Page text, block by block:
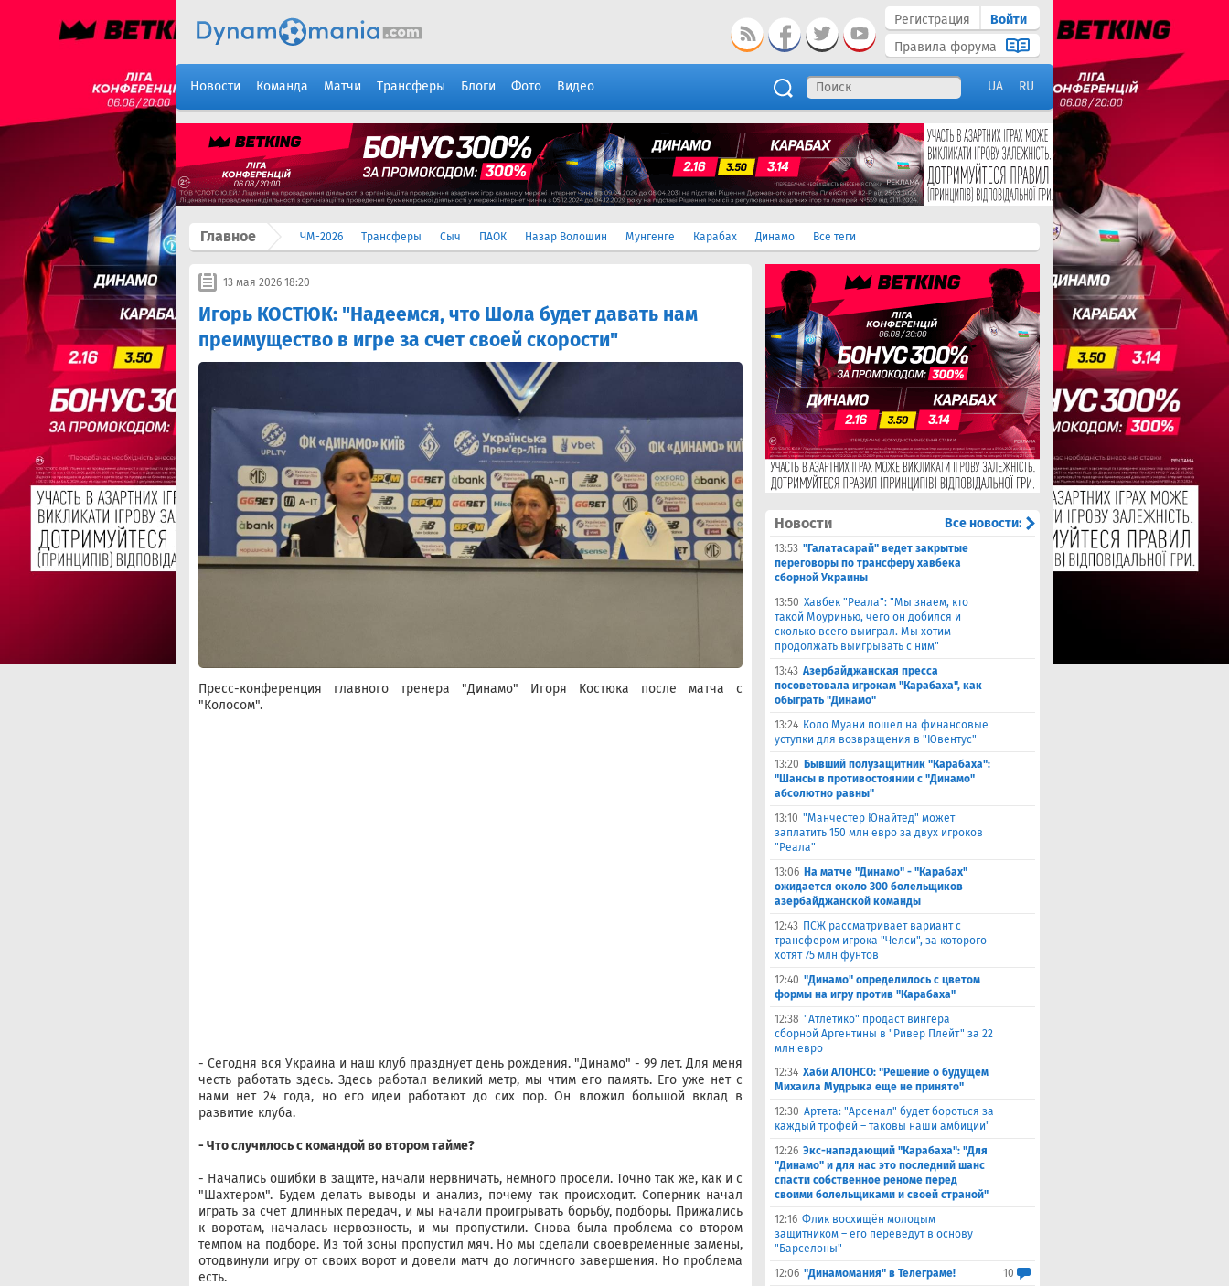
Регистрация
Войти
Правила форума
Новости Команда Матчи Трансферы Блоги Фото Видео UA RU
Главное ЧМ-2026 Трансферы Сыч ПАОК Назар Волошин Мунгенге Карабах Динамо Все теги
13 мая 2026 18:20
Игорь КОСТЮК: "Надеемся, что Шола будет давать нам
преимущество в игре за счет своей скорости"
Пресс-конференция главного тренера "Динамо" Игоря Костюка после матча с
"Колосом".
- Сегодня вся Украина и наш клуб празднует день рождения. "Динамо" - 99 лет. Для меня
честь работать здесь. Здесь работал великий метр, мы чтим его память. Его уже нет с
нами нет 24 года, но его идеи работают до сих пор. Он вложил большой вклад в
развитие клуба.
- Что случилось с командой во втором тайме?
- Начались ошибки в защите, начали нервничать, немного просели. Точно так же, как и с
"Шахтером". Будем делать выводы и анализ, почему так происходит. Соперник начал
играть за счет длинных передач, и мы начали проигрывать борьбу, подборы. Прижались
к воротам, началась нервозность, и мы пропустили. Снова была проблема со втором
темпом на подборе. Из той зоны пропустил мяч. Но мы сделали своевременные замены,
отодвинули игру от своих ворот и довели матч до логичного завершения. Но проблема
есть.
Новости Все новости:
13:53 "Галатасарай" ведет закрытые
переговоры по трансферу хавбека
сборной Украины
13:50 Хавбек "Реала": "Мы знаем, кто
такой Моуринью, чего он добился и
сколько всего выиграл. Мы хотим
продолжать выигрывать с ним"
13:43 Азербайджанская пресса
посоветовала игрокам "Карабаха", как
обыграть "Динамо"
13:24 Коло Муани пошел на финансовые
уступки для возвращения в "Ювентус"
13:20 Бывший полузащитник "Карабаха":
"Шансы в противостоянии с "Динамо"
абсолютно равны"
13:10 "Манчестер Юнайтед" может
заплатить 150 млн евро за двух игроков
"Реала"
13:06 На матче "Динамо" - "Карабах"
ожидается около 300 болельщиков
азербайджанской команды
12:43 ПСЖ рассматривает вариант с
трансфером игрока "Челси", за которого
хотят 75 млн фунтов
12:40 "Динамо" определилось с цветом
формы на игру против "Карабаха"
12:38 "Атлетико" продаст вингера
сборной Аргентины в "Ривер Плейт" за 22
млн евро
12:34 Хаби АЛОНСО: "Решение о будущем
Михаила Мудрыка еще не принято"
12:30 Артета: "Арсенал" будет бороться за
каждый трофей – таковы наши амбиции"
12:26 Экс-нападающий "Карабаха": "Для
"Динамо" и для нас это последний шанс
спасти собственное реноме перед
своими болельщиками и своей страной"
12:16 Флик восхищён молодым
защитником – его переведут в основу
"Барселоны"
12:06 "Динамомания" в Телеграме!
10